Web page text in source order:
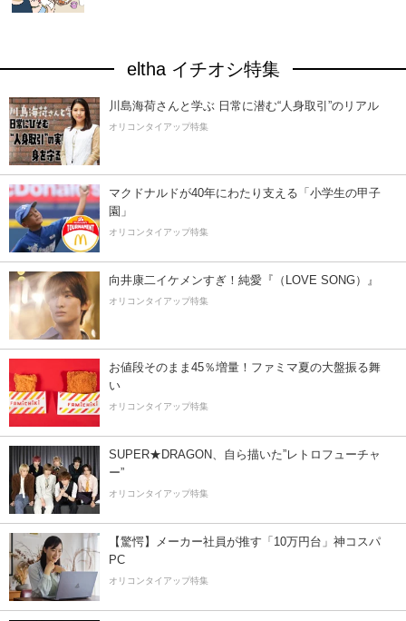
eltha イチオシ特集
川島海荷さんと学ぶ 日常に潜む“人身取引”のリアル
オリコンタイアップ特集
マクドナルドが40年にわたり支える「小学生の甲子
園」
オリコンタイアップ特集
向井康二イケメンすぎ！純愛『（LOVE SONG）』
オリコンタイアップ特集
お値段そのまま45％増量！ファミマ夏の大盤振る舞
い
オリコンタイアップ特集
SUPER★DRAGON、自ら描いた”レトロフューチャ
ー”
オリコンタイアップ特集
【驚愕】メーカー社員が推す「10万円台」神コスパ
PC
オリコンタイアップ特集